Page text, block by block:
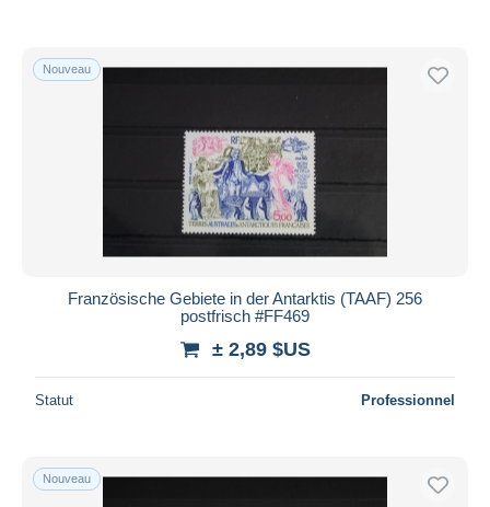
Nouveau
Französische Gebiete in der Antarktis (TAAF) 256
postfrisch #FF469
± 2,89 $US
Statut Professionnel
Nouveau